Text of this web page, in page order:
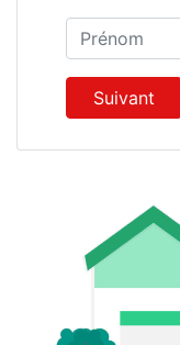
Prénom
Suivant